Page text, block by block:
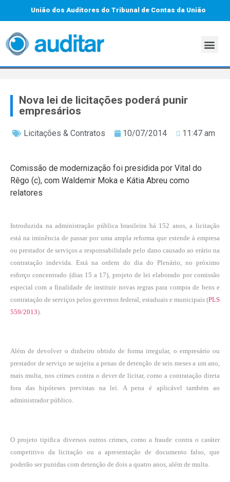
União dos Auditores do Tribunal de Contas da União
Nova lei de licitações poderá punir
empresários
Licitações & Contratos 10/07/2014 11:47 am
Comissão de modernização foi presidida por Vital do
Rêgo (c), com Waldemir Moka e Kátia Abreu como
relatores
Introduzida na administração pública brasileira há 152 anos, a licitação
está na iminência de passar por uma ampla reforma que estende à empresa
ou prestador de serviços a responsabilidade pelo dano causado ao erário na
contratação indevida. Está na ordem do dia do Plenário, no próximo
esforço concentrado (dias 15 a 17), projeto de lei elaborado por comissão
especial com a finalidade de instituir novas regras para compra de bens e
contratação de serviços pelos governos federal, estaduais e municipais (PLS
559/2013).
Além de devolver o dinheiro obtido de forma irregular, o empresário ou
prestador de serviço se sujeita a penas de detenção de seis meses a um ano,
mais multa, nos crimes contra o dever de licitar, como a contratação direta
fora das hipóteses previstas na lei. A pena é aplicável também ao
administrador público.
O projeto tipifica diversos outros crimes, como a fraude contra o caráter
competitivo da licitação ou a apresentação de documento falso, que
poderão ser punidas com detenção de dois a quatro anos, além de multa.